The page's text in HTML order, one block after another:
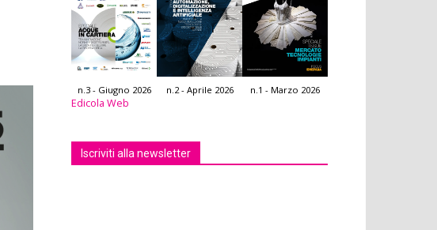
n.3 - Giugno 2026 n.2 - Aprile 2026 n.1 - Marzo 2026
Edicola Web
Iscriviti alla newsletter